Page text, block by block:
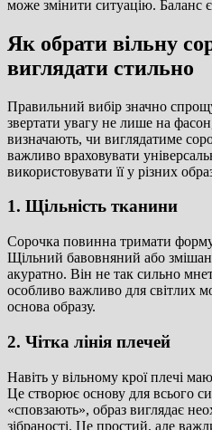
може змінити ситуацію. Баланс
Як обрати вільну
виглядати стильно
Правильний вибір значно
звертати увагу не лише на
визначають, чи виглядатиме
важливо враховувати
використовувати її у різних
1. Щільність тканини
Сорочка повинна тримати
Щільний бавовняний або
акуратно. Він не так сильно
особливо важливо для світлих
основа образу.
2. Чітка лінія плечей
Навіть у вільному крої плечі
Це створює основу для всього
«сповзають», образ виглядає
зібраності. Це простий, але